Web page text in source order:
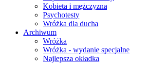
Kobieta i mężczyzna
Psychotesty
Wróżka dla ducha
Archiwum
Wróżka
Wróżka - wydanie specjalne
Najlepsza okładka